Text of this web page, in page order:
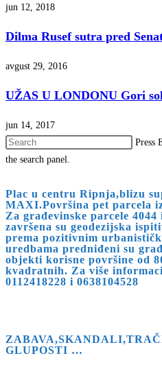
jun 12, 2018
Dilma Rusef sutra pred
avgust 29, 2016
UŽAS U LONDONU Gori
jun 14, 2017
Press
the search panel.
Plac u centru Ripnja,blizu
MAXI.Površina pet parcela
Za građevinske parcele 4044
završena su geodezijska
prema pozitivnim
uredbama predniđeni su
objekti korisne površine od
kvadratnih. Za više
0112418228 i 0638104528
GLUPOSTI …